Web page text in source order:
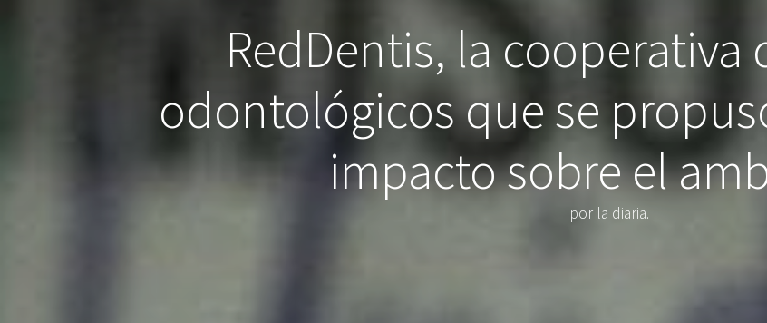
RedDentis, la cooperativa
odontológicos que se
impacto sobre el
por la diaria.